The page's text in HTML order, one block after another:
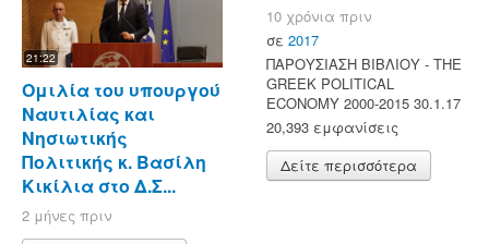
21:22
Ομιλία του υπουργού
Ναυτιλίας και
Νησιωτικής
Πολιτικής κ. Βασίλη
Κικίλια στο Δ.Σ...
2 μήνες πριν
10 χρόνια πριν
σε 2017
ΠΑΡΟΥΣΙΑΣΗ ΒΙΒΛΙΟΥ - ΤΗΕ
GREEK POLITICAL
ECONOMY 2000-2015 30.1.17
20,393 εμφανίσεις
Δείτε περισσότερα